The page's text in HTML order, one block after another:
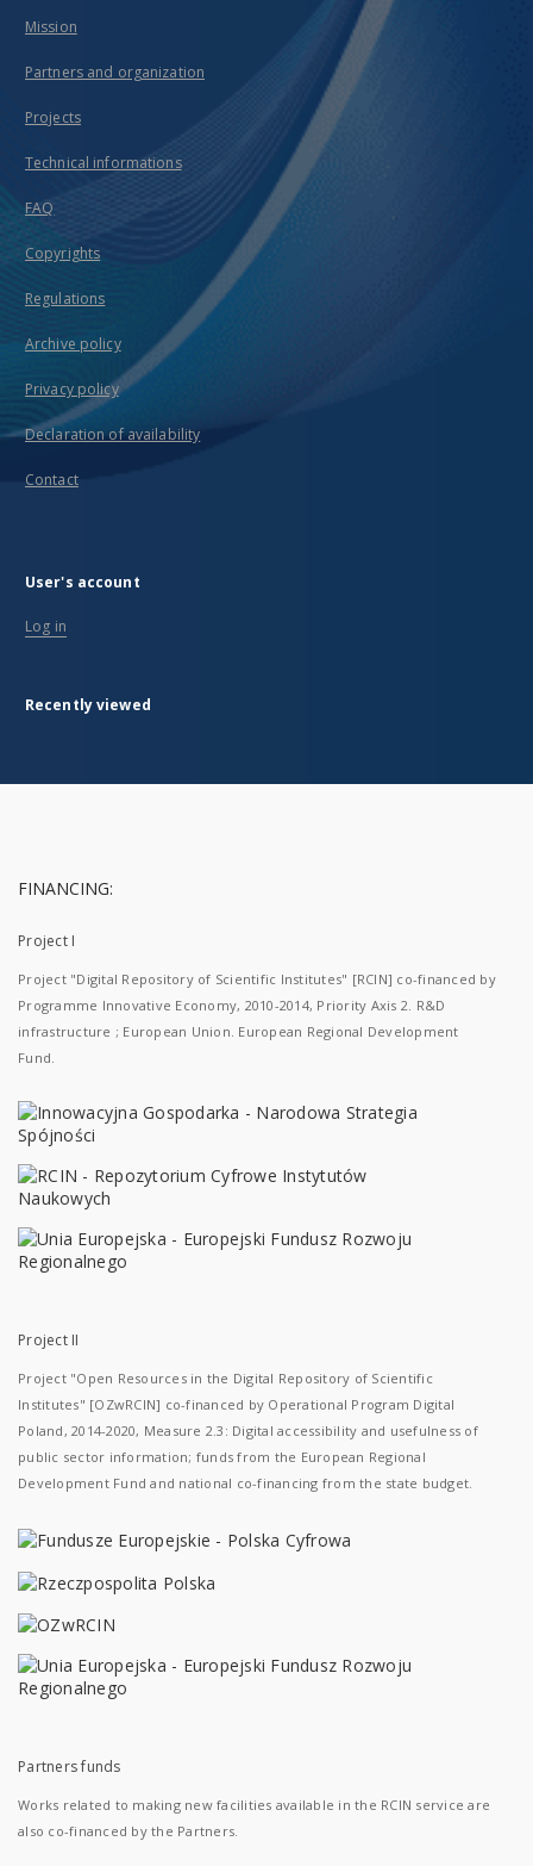
Mission
Partners and organization
Projects
Technical informations
FAQ
Copyrights
Regulations
Archive policy
Privacy policy
Declaration of availability
Contact
User's account
Log in
Recently viewed
FINANCING:
Project I
Project "Digital Repository of Scientific Institutes" [RCIN] co-financed by
Programme Innovative Economy, 2010-2014, Priority Axis 2. R&D
infrastructure ; European Union. European Regional Development
Fund.
Project II
Project "Open Resources in the Digital Repository of Scientific
Institutes" [OZwRCIN] co-financed by Operational Program Digital
Poland, 2014-2020, Measure 2.3: Digital accessibility and usefulness of
public sector information; funds from the European Regional
Development Fund and national co-financing from the state budget.
Partners funds
Works related to making new facilities available in the RCIN service are
also co-financed by the Partners.